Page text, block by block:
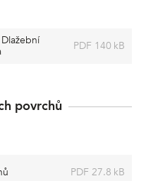
PDF 140 kB
povrchů
PDF 27.8 kB